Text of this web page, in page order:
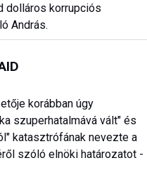
dolláros korrupciós
András.
korábban úgy
szuperhatalmává vált" és
katasztrófának nevezte a
szóló elnöki határozatot -